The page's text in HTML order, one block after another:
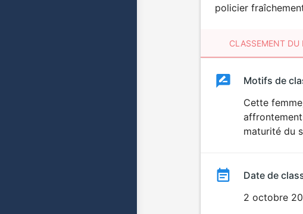
policier
CLASSEMENT DU
ClassementClassement
Motifs de
Cette
maturité du
Date de
2 octobre